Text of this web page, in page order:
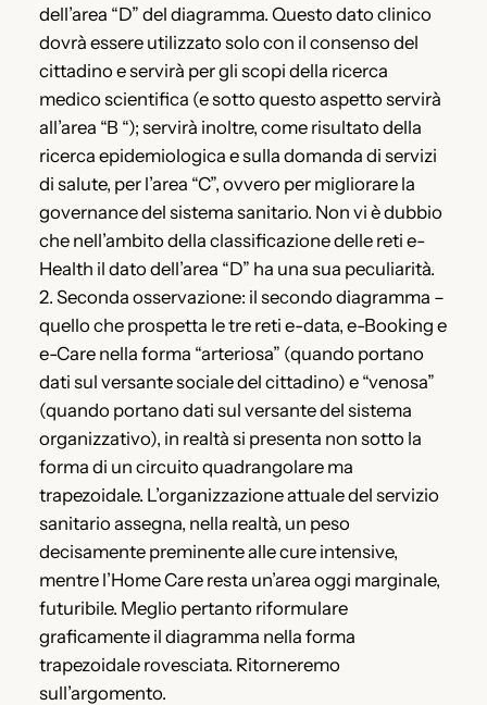
dell’area “D” del diagramma. Questo dato clinico
dovrà essere utilizzato solo con il consenso del
cittadino e servirà per gli scopi della ricerca
medico scientifica (e sotto questo aspetto servirà
all’area “B “); servirà inoltre, come risultato della
ricerca epidemiologica e sulla domanda di servizi
di salute, per l’area “C”, ovvero per migliorare la
governance del sistema sanitario. Non vi è dubbio
che nell’ambito della classificazione delle reti e-
Health il dato dell’area “D” ha una sua peculiarità.
2. Seconda osservazione: il secondo diagramma –
quello che prospetta le tre reti e-data, e-Booking e
e-Care nella forma “arteriosa” (quando portano
dati sul versante sociale del cittadino) e “venosa”
(quando portano dati sul versante del sistema
organizzativo), in realtà si presenta non sotto la
forma di un circuito quadrangolare ma
trapezoidale. L’organizzazione attuale del servizio
sanitario assegna, nella realtà, un peso
decisamente preminente alle cure intensive,
mentre l’Home Care resta un’area oggi marginale,
futuribile. Meglio pertanto riformulare
graficamente il diagramma nella forma
trapezoidale rovesciata. Ritorneremo
sull’argomento.